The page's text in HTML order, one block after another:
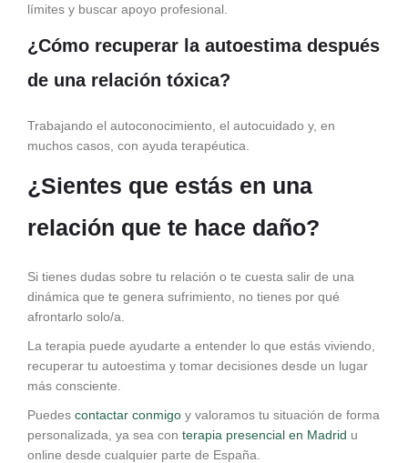
límites y buscar apoyo profesional.
¿Cómo recuperar la autoestima después
de una relación tóxica?
Trabajando el autoconocimiento, el autocuidado y, en
muchos casos, con ayuda terapéutica.
¿Sientes que estás en una
relación que te hace daño?
Si tienes dudas sobre tu relación o te cuesta salir de una
dinámica que te genera sufrimiento, no tienes por qué
afrontarlo solo/a.
La terapia puede ayudarte a entender lo que estás viviendo,
recuperar tu autoestima y tomar decisiones desde un lugar
más consciente.
Puedes contactar conmigo y valoramos tu situación de forma
personalizada, ya sea con terapia presencial en Madrid u
online desde cualquier parte de España.